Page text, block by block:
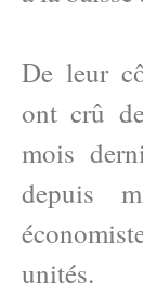
De leur
ont crû
mois
depuis
unités.